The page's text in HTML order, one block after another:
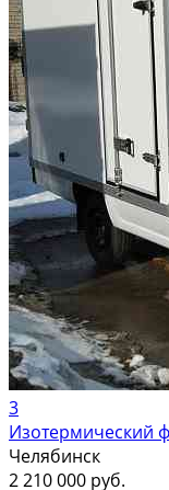
3
Изотермический
Челябинск
2 210 000 руб.